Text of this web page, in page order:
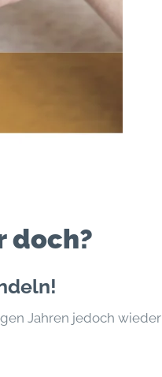
doch?
Jahren jedoch wieder